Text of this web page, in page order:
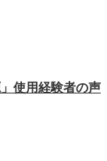
使用経験者の声